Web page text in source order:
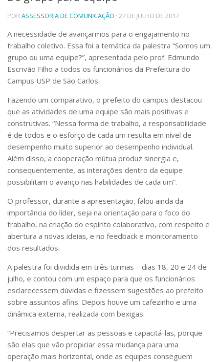
Pessoas
Ensino
Graduação
Pós-Graduação
Educação a distância
Cursos de Extensão
Linhas de Pesquisa
Centros, Núcleos e Projetos em Rede
Pós-doutorado
Iniciação Científica
Transferência de Tecnologia
Empresas Juniores
Extensão à Comunidade
Projetos, Programas e Cursos
Artes, Cultura e Esportes
Museus e Espaços Interativos
Serviços
Bibliotecas
Apoio ao Estudante
RH, Administrativo e Financeiro
Outros serviços
Comunicação
Assessorias e Mídias
Aplicativos e Sites
Jornal da USP
Agenda de Eventos
Defesa de Teses
PORASSESSORIA DE COMUNICAÇÃO · 27 DE JULHO DE 2017
A necessidade de avançarmos para o engajamento no
trabalho coletivo. Essa foi a temática da palestra “Somos um
grupo ou uma equipe?”, apresentada pelo prof. Edmundo
Escrivão Filho a todos os funcionários da Prefeitura do
Campus USP de São Carlos.
Fazendo um comparativo, o prefeito do campus destacou
que as atividades de uma equipe são mais positivas e
construtivas. “Nessa forma de trabalho, a responsabilidade
é de todos e o esforço de cada um resulta em nível de
desempenho muito superior ao desempenho individual.
Além disso, a cooperação mútua produz sinergia e,
consequentemente, as interações dentro da equipe
possibilitam o avanço nas habilidades de cada um”.
O professor, durante a apresentação, falou ainda da
importância do líder, seja na orientação para o foco do
trabalho, na criação do espírito colaborativo, com respeito e
abertura a novas ideias, e no feedback e monitoramento
dos resultados.
A palestra foi dividida em três turmas – dias 18, 20 e 24 de
julho, e contou com um espaço para que os funcionários
esclarecessem dúvidas e fizessem sugestões ao prefeito
sobre assuntos afins. Depois houve um cafezinho e uma
dinâmica externa, realizada com bexigas.
“Precisamos despertar as pessoas e capacitá-las, porque
são elas que vão propiciar essa mudança para uma
operação mais horizontal, onde as equipes conseguem